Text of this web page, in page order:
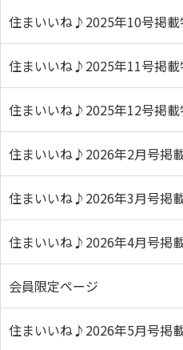
住まいいね♪2025年10号掲載
住まいいね♪2025年11号掲載
住まいいね♪2025年12号掲載
住まいいね♪2026年2月号掲
住まいいね♪2026年3月号掲
住まいいね♪2026年4月号掲
会員限定ページ
住まいいね♪2026年5月号掲